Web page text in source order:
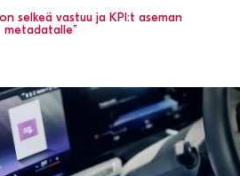
& RESOURCES
selkeä vastuu ja KPI:t aseman
metadatalle”